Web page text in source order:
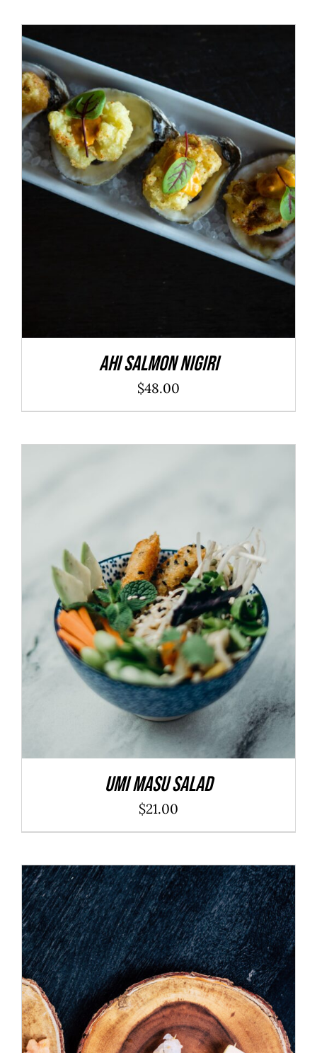
ADD TO CART / DÉTAILS
Ahi Salmon Nigiri
$48.00
ADD TO CART / DÉTAILS
Umi Masu Salad
$21.00
ADD TO CART / DÉTAILS